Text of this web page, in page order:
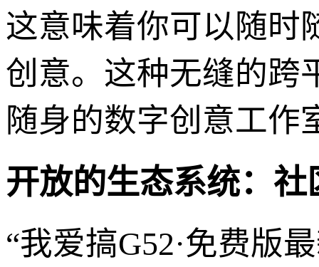
这意味着你可以随时
创意。这种无缝的跨
随身的数字创意工作
开放的生态系统：
“我爱搞G52·免费版